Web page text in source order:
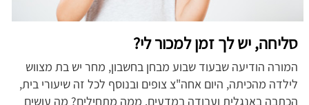
סליחה, יש לך זמן למכור לי?
המורה הודיעה שבעוד שבוע מבחן בחשבון, מחר יש בת מצווש
לילדה מהכיתה, היום אחה"צ צופים ובנוסף לכל זה שיעורי בית,
הכתבה באנגלית ועבודה במדעים. ממה מתחילים? מה עושים